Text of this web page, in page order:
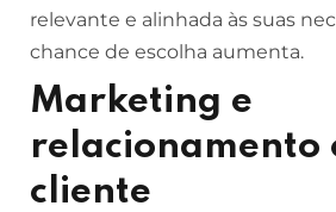
relevante e alinhada às suas
chance de escolha aumenta.
Marketing e
relacionamento
cliente